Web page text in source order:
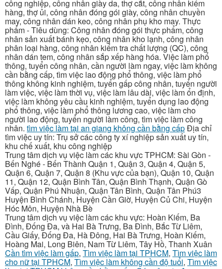
công nghiệp, công nhân giày da, thợ cắt, công nhân kiểm
hàng, thợ ủi, công nhân đóng gói giày, công nhân chuyền
may, công nhân dán keo, công nhân phụ kho may. Thực
phẩm - Tiêu dùng: Công nhân đóng gói thực phẩm, công
nhân sản xuất bánh kẹo, công nhân kho lạnh, công nhân
phân loại hàng, công nhân kiểm tra chất lượng (QC), công
nhân dán tem, công nhân sắp xếp hàng hóa. Việc làm phổ
thông, tuyển công nhân, cần người làm ngay, việc làm không
cần bằng cấp, tìm việc lao động phổ thông, việc làm phổ
thông không kinh nghiệm, tuyển gấp công nhân, tuyển người
làm việc, việc làm thời vụ, việc làm lâu dài, việc làm ổn định,
việc làm không yêu cầu kinh nghiệm, tuyển dụng lao động
phổ thông, việc làm phổ thông lương cao, việc làm cho
người lao động, tuyển người làm công, tìm việc làm công
nhân. tìm việc làm tại an giang không cần bằng cấpĐịa chỉ
tìm việc uy tín: Trụ sở các công ty xí nghiệp sản xuất uy tín,
khu chế xuất, khu công nghiệp
Trung tâm dịch vụ việc làm các khu vực TPHCM: Sài Gòn -
Bến Nghé - Bến Thành Quận 1, Quận 3, Quận 4, Quận 5,
Quận 6, Quận 7, Quận 8 (Khu vực của bạn), Quận 10, Quận
11, Quận 12, Quận Bình Tân, Quận Bình Thạnh, Quận Gò
Vấp, Quận Phú Nhuận, Quận Tân Bình, Quận Tân Phú3
Huyện Bình Chánh, Huyện Cần Giờ, Huyện Củ Chi, Huyện
Hóc Môn, Huyện Nhà Bè
Trung tâm dịch vụ việc làm các khu vực: Hoàn Kiếm, Ba
Đình, Đống Đa, và Hai Bà Trưng, Ba Đình, Bắc Từ Liêm,
Cầu Giấy, Đống Đa, Hà Đông, Hai Bà Trưng, Hoàn Kiếm,
Hoàng Mai, Long Biên, Nam Từ Liêm, Tây Hồ, Thanh Xuân
Cần tìm việc làm gấp, Tìm việc làm tại TPHCM, Tìm việc làm
cho nữ tại TPHCM, Tìm việc làm không cần độ tuổi, Tìm việc